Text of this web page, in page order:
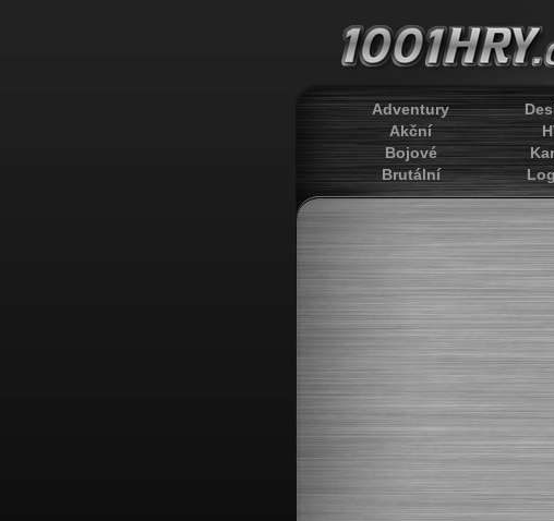
Adventury
Akční
Bojové
Brutální